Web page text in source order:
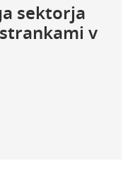
sektorja
v